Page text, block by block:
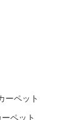
ーペット
ペット